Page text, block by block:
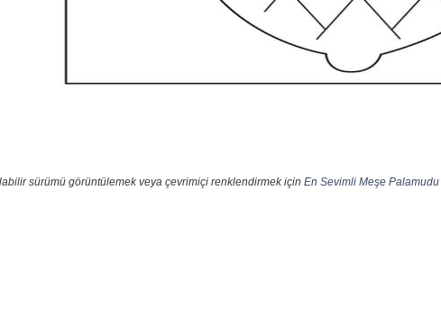
sürümü görüntülemek veya çevrimiçi renklendirmek için En Sevimli Meşe Palamudu